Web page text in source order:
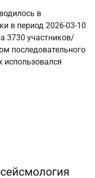
в
в период 2026-03-10
3730 участников/
последовательного